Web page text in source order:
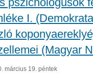
I.
(Magyar
március 19. péntek